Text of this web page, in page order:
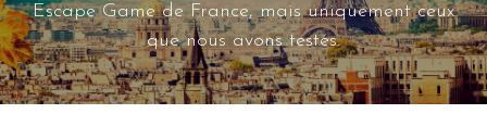
Escape Game de France, mais uniquement ceux
que nous avons testés.